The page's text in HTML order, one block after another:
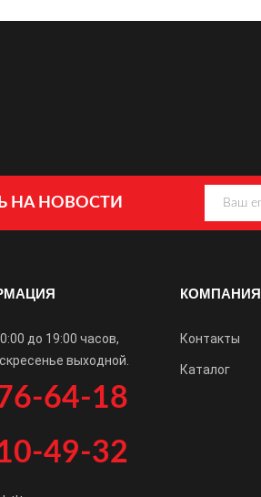
НА НОВОСТИ
до 19:00 часов,
выходной.
64-18
49-32
КОМПАНИЯ
Контакты
Каталог